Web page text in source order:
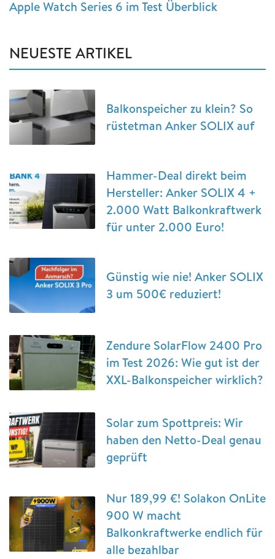
Apple Watch Series 6 im Test Überblick
NEUESTE ARTIKEL
Balkonspeicher zu klein? So
rüstetman Anker SOLIX auf
Hammer-Deal direkt beim
Hersteller: Anker SOLIX 4 +
2.000 Watt Balkonkraftwerk
für unter 2.000 Euro!
Günstig wie nie! Anker SOLIX
3 um 500€ reduziert!
Zendure SolarFlow 2400 Pro
im Test 2026: Wie gut ist der
XXL-Balkonspeicher wirklich?
Solar zum Spottpreis: Wir
haben den Netto-Deal genau
geprüft
Nur 189,99 €! Solakon OnLite
900 W macht
Balkonkraftwerke endlich für
alle bezahlbar